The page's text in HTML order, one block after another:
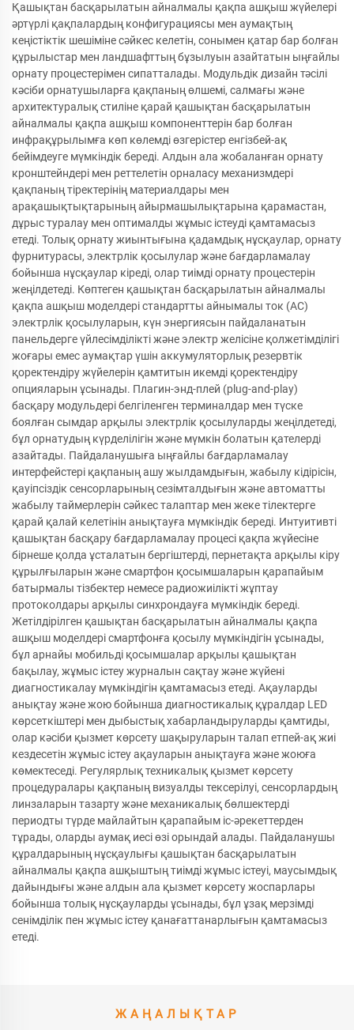
Қашықтан басқарылатын айналмалы қақпа ашқыш жүйелері
әртүрлі қақпалардың конфигурациясы мен аумақтың
кеңістіктік шешіміне сәйкес келетін, сонымен қатар бар болған
құрылыстар мен ландшафттың бұзылуын азайтатын ыңғайлы
орнату процестерімен сипатталады. Модульдік дизайн тәсілі
кәсіби орнатушыларға қақпаның өлшемі, салмағы және
архитектуралық стиліне қарай қашықтан басқарылатын
айналмалы қақпа ашқыш компоненттерін бар болған
инфрақұрылымға көп көлемді өзгерістер енгізбей-ақ
бейімдеуге мүмкіндік береді. Алдын ала жобаланған орнату
кронштейндері мен реттелетін орналасу механизмдері
қақпаның тіректерінің материалдары мен
арақашықтықтарының айырмашылықтарына қарамастан,
дұрыс туралау мен оптималды жұмыс істеуді қамтамасыз
етеді. Толық орнату жиынтығына қадамдық нұсқаулар, орнату
фурнитурасы, электрлік қосылулар және бағдарламалау
бойынша нұсқаулар кіреді, олар тиімді орнату процестерін
жеңілдетеді. Көптеген қашықтан басқарылатын айналмалы
қақпа ашқыш моделдері стандартты айнымалы ток (AC)
электрлік қосылуларын, күн энергиясын пайдаланатын
панельдерге үйлесімділікті және электр желісіне қолжетімділігі
жоғары емес аумақтар үшін аккумуляторлық резервтік
қоректендіру жүйелерін қамтитын икемді қоректендіру
опцияларын ұсынады. Плагин-энд-плей (plug-and-play)
басқару модульдері белгіленген терминалдар мен түске
боялған сымдар арқылы электрлік қосылуларды жеңілдетеді,
бұл орнатудың күрделілігін және мүмкін болатын қателерді
азайтады. Пайдаланушыға ыңғайлы бағдарламалау
интерфейстері қақпаның ашу жылдамдығын, жабылу кідірісін,
қауіпсіздік сенсорларының сезімталдығын және автоматты
жабылу таймерлерін сәйкес талаптар мен жеке тілектерге
қарай қалай келетінін анықтауға мүмкіндік береді. Интуитивті
қашықтан басқару бағдарламалау процесі қақпа жүйесіне
бірнеше қолда ұсталатын бергіштерді, пернетақта арқылы кіру
құрылғыларын және смартфон қосымшаларын қарапайым
батырмалы тізбектер немесе радиожиілікті жұптау
протоколдары арқылы синхрондауға мүмкіндік береді.
Жетілдірілген қашықтан басқарылатын айналмалы қақпа
ашқыш моделдері смартфонға қосылу мүмкіндігін ұсынады,
бұл арнайы мобильді қосымшалар арқылы қашықтан
бақылау, жұмыс істеу журналын сақтау және жүйені
диагностикалау мүмкіндігін қамтамасыз етеді. Ақауларды
анықтау және жою бойынша диагностикалық құралдар LED
көрсеткіштері мен дыбыстық хабарландыруларды қамтиды,
олар кәсіби қызмет көрсету шақыруларын талап етпей-ақ жиі
кездесетін жұмыс істеу ақауларын анықтауға және жоюға
көмектеседі. Регулярлық техникалық қызмет көрсету
процедуралары қақпаның визуалды тексерілуі, сенсорлардың
линзаларын тазарту және механикалық бөлшектерді
периодты түрде майлайтын қарапайым іс-әрекеттерден
тұрады, оларды аумақ иесі өзі орындай алады. Пайдаланушы
құралдарының нұсқаулығы қашықтан басқарылатын
айналмалы қақпа ашқыштың тиімді жұмыс істеуі, маусымдық
дайындығы және алдын ала қызмет көрсету жоспарлары
бойынша толық нұсқауларды ұсынады, бұл ұзақ мерзімді
сенімділік пен жұмыс істеу қанағаттанарлығын қамтамасыз
етеді.
ЖАҢАЛЫҚТАР